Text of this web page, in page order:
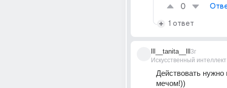
0
1 ответ
lll__tanita__lll
Искусственный интеллект
3г
Действовать нужно
мечом!))